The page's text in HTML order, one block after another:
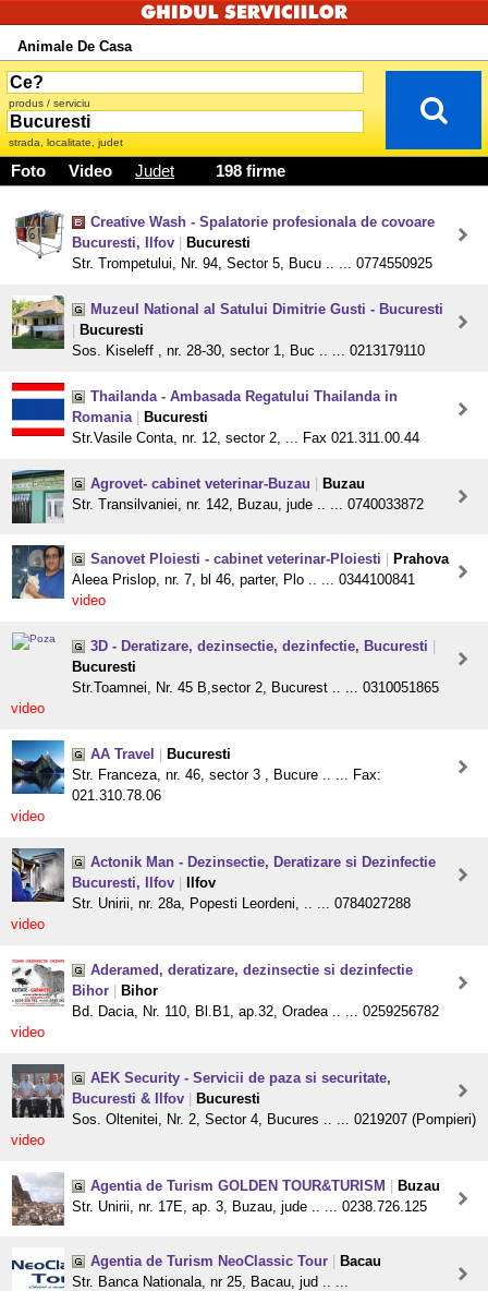
Animale De Casa
produs / serviciu
strada, localitate, judet
Foto Video Judet 198 firme
Creative Wash - Spalatorie profesionala de covoare
Bucuresti, Ilfov
Bucuresti
Str. Trompetului, Nr. 94, Sector 5, Bucu .. ... 0774550925
Muzeul National al Satului Dimitrie Gusti - Bucuresti
Bucuresti
Sos. Kiseleff , nr. 28-30, sector 1, Buc .. ... 0213179110
Thailanda - Ambasada Regatului Thailanda in
Romania
Bucuresti
Str.Vasile Conta, nr. 12, sector 2, ... Fax 021.311.00.44
Agrovet- cabinet veterinar-Buzau
Buzau
Str. Transilvaniei, nr. 142, Buzau, jude .. ... 0740033872
Sanovet Ploiesti - cabinet veterinar-Ploiesti
Prahova
Aleea Prislop, nr. 7, bl 46, parter, Plo .. ... 0344100841
video
3D - Deratizare, dezinsectie, dezinfectie, Bucuresti
Bucuresti
Str.Toamnei, Nr. 45 B,sector 2, Bucurest .. ... 0310051865
video
AA Travel
Bucuresti
Str. Franceza, nr. 46, sector 3 , Bucure .. ... Fax:
021.310.78.06
video
Actonik Man - Dezinsectie, Deratizare si Dezinfectie
Bucuresti, Ilfov
Ilfov
Str. Unirii, nr. 28a, Popesti Leordeni, .. ... 0784027288
video
Aderamed, deratizare, dezinsectie si dezinfectie
Bihor
Bihor
Bd. Dacia, Nr. 110, Bl.B1, ap.32, Oradea .. ... 0259256782
video
AEK Security - Servicii de paza si securitate,
Bucuresti & Ilfov
Bucuresti
Sos. Oltenitei, Nr. 2, Sector 4, Bucures .. ... 0219207 (Pompieri)
video
Agentia de Turism GOLDEN TOUR&TURISM
Buzau
Str. Unirii, nr. 17E, ap. 3, Buzau, jude .. ... 0238.726.125
Agentia de Turism NeoClassic Tour
Bacau
Str. Banca Nationala, nr 25, Bacau, jud .. ...